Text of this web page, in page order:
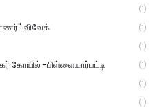
(1)
விவேக் (1)
(1)
கோயில் -பிள்ளையார்பட்டி (1)
(1)
(1)